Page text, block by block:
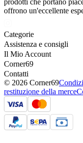
offrono un'eccellente
Categorie
Assistenza e consigli
Il Mio Account
Corner69
Contatti
© 2026 Corner69
restituzione della merce